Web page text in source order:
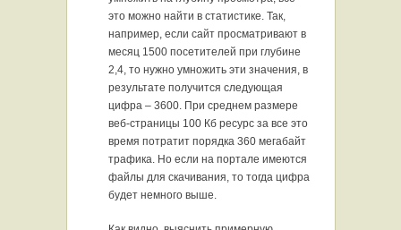
это можно найти в статистике. Так,
например, если сайт просматривают в
месяц 1500 посетителей при глубине
2,4, то нужно умножить эти значения, в
результате получится следующая
цифра – 3600. При среднем размере
веб-страницы 100 Кб ресурс за все это
время потратит порядка 360 мегабайт
трафика. Но если на портале имеются
файлы для скачивания, то тогда цифра
будет немного выше.